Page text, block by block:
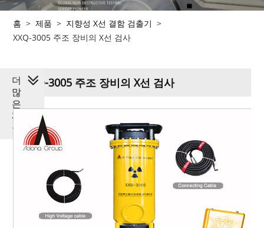
홈 > 제품 > 지향성 X선 결함 검출기 >
XXQ-3005 주조 장비의 X선 검사
XXQ-3005 주조 장비의 X선 검사
더
많
은
제
품